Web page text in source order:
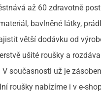
až 60 zdravotně
bavlněné látky,
větší dodávku od
ušité roušky a
současnosti už je
roušky nabízíme i v e-